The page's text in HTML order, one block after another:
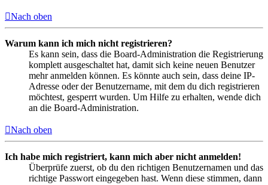
Nach oben
Warum kann ich mich nicht registrieren?
Es kann sein, dass die Board-Administration die Registrierung
komplett ausgeschaltet hat, damit sich keine neuen Benutzer
mehr anmelden können. Es könnte auch sein, dass deine IP-
Adresse oder der Benutzername, mit dem du dich registrieren
möchtest, gesperrt wurden. Um Hilfe zu erhalten, wende dich
an die Board-Administration.
Nach oben
Ich habe mich registriert, kann mich aber nicht anmelden!
Überprüfe zuerst, ob du den richtigen Benutzernamen und das
richtige Passwort eingegeben hast. Wenn diese stimmen, dann